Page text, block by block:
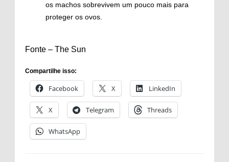
os machos sobrevivem um pouco mais para
proteger os ovos.
Fonte – The Sun
Compartilhe isso:
Facebook X LinkedIn
X Telegram Threads
WhatsApp